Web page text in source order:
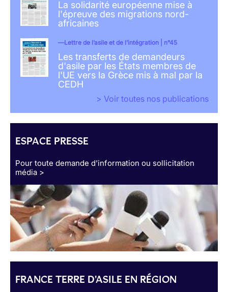
La solidarité européenne mise à
l'épreuve des migrations nord-
africaines
Lettre de l’asile et de l’intégration | n°45
Les transferts de demandeurs
d'asile par les États membres de
l'UE vers la Grèce mis à mal par la
CEDH
> Voir toutes nos publications
ESPACE PRESSE
Pour toute demande d’information ou sollicitation
média >
FRANCE TERRE D'ASILE EN RÉGION